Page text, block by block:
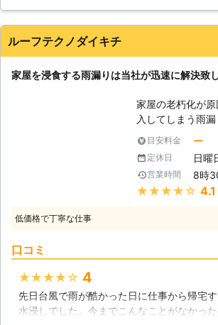
い、雨にも弱いの
ります。屋根に
般の方には大変
細心の注意を払い
頂きます。 【雨漏りを修理すること
は大切なお宅を
す】 普段はほぼ
く、その痛みや汚
る方は少ないです
割があります。雨
木造の柱は湿気を
ことによってシロ
承ってきた当社
す。どうぞお気軽
驚きました。
福岡県 京都郡苅田町 2016年12月26日
ルーフテクノダイキチ
家屋を浸食する雨漏りは当社が迅速に解決致
家屋の老朽化が
入してしまう雨
ダメージを与え
ればなりません
では雨漏り修理や
行っており、お客
いち早く対応致し
とが屋根瓦の老朽
です。屋根は年中
目安料金 ー
定休日 日曜
営業時間 8時
★★★★★ 4.1
低価格で丁寧な仕事
口コミ
★★★★★ 4
先日台風で雨が酷かった日に仕事から帰宅
水浸しでした。今までこんなことがなかっ